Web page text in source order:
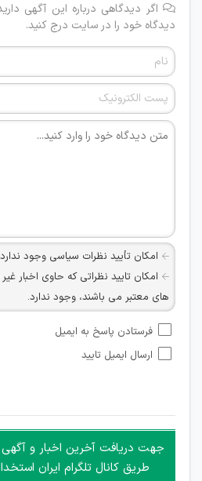
اگر دیدگاهی درباره این آگهی
دیدگاه خود را در سایت درج کنید.
امکان تأیید نظرات سیاسی وجود
امکان تایید نظراتی که حاوی اخبار
های معتبر می باشند، وجود ندارد.
شبکه های مجازی ارتباطی می باشند وجود
امکان تأیید نظرات کاربرانی که به
هرگونه تحریک، تحقیر و کنایه به
غیر مجاز می باشد.
امکان هماهنگی برای هرگونه
جمعی و چه فردی توسط کاربران سایت
فرستادن پاسخ به ایمیل
ارسال ایمیل تایید
جهت دریافت آخرین اخبار و
طریق کانال تلگرام ایران